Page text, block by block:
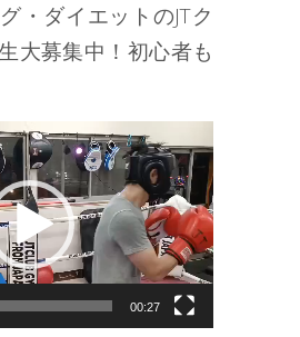
・ダイエットのJTク
大募集中！初心者も
00:27